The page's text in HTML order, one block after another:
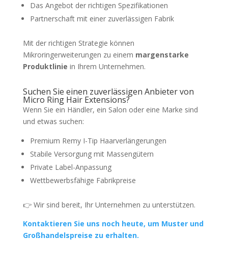
Das Angebot der richtigen Spezifikationen
Partnerschaft mit einer zuverlässigen Fabrik
Mit der richtigen Strategie können
Mikroringerweiterungen zu einem margenstarke
Produktlinie in Ihrem Unternehmen.
Suchen Sie einen zuverlässigen Anbieter von
Micro Ring Hair Extensions?
Wenn Sie ein Händler, ein Salon oder eine Marke sind
und etwas suchen:
Premium Remy I-Tip Haarverlängerungen
Stabile Versorgung mit Massengütern
Private Label-Anpassung
Wettbewerbsfähige Fabrikpreise
👉 Wir sind bereit, Ihr Unternehmen zu unterstützen.
Kontaktieren Sie uns noch heute, um Muster und
Großhandelspreise zu erhalten.